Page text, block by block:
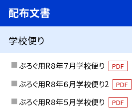
配布文書
学校便り
ぶろぐ用R８年７月学校便り PDF
ぶろぐ用R８年６月学校便り2
PDF
ぶろぐ用R８年５月学校便り
PDF